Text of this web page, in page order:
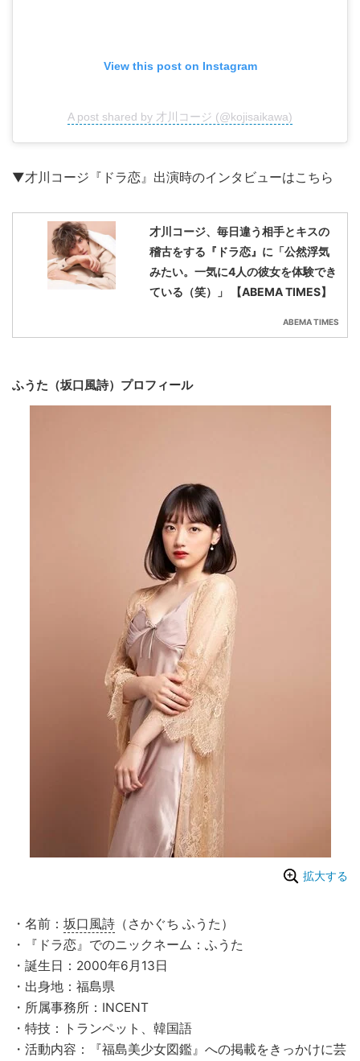
View this post on Instagram
A post shared by 才川コージ (@kojisaikawa)
▼才川コージ『ドラ恋』出演時のインタビューはこちら
才川コージ、毎日違う相手とキスの
稽古をする『ドラ恋』に「公然浮気
みたい。一気に4人の彼女を体験でき
ている（笑）」 【ABEMA TIMES】
ABEMA TIMES
ふうた（坂口風詩）プロフィール
拡大する
・名前： 坂口風詩 （さかぐち ふうた）
・『ドラ恋』でのニックネーム：ふうた
・誕生日：2000年6月13日
・出身地：福島県
・所属事務所：INCENT
・特技：トランペット、韓国語
・活動内容：『福島美少女図鑑』への掲載をきっかけに芸